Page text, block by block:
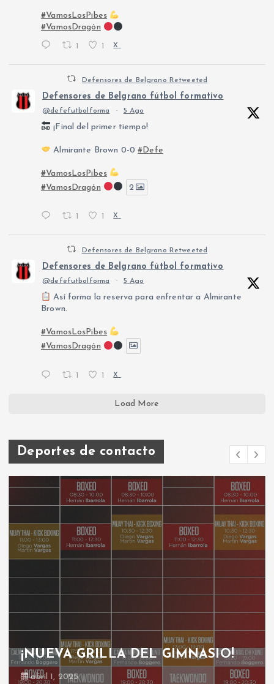
#VamosLosPibes
#VamosDragón
1 1 X
Defensores de Belgrano Retweeted
Defensores de Belgrano fútbol formativo
@defefutbolforma · 5 Ago
¡Final del primer tiempo!
Almirante Brown 0-0#Defe
#VamosLosPibes
#VamosDragón
2
X
Defensores de Belgrano Retweeted
Defensores de Belgrano fútbol formativo
@defefutbolforma · 5 Ago
Así forma la reserva para enfrentar a Almirante
Brown.
#VamosLosPibes
#VamosDragón
1 1 X
Load More
Deportes de contacto
GRILLA GIMNASIO
octubre 30, 2024